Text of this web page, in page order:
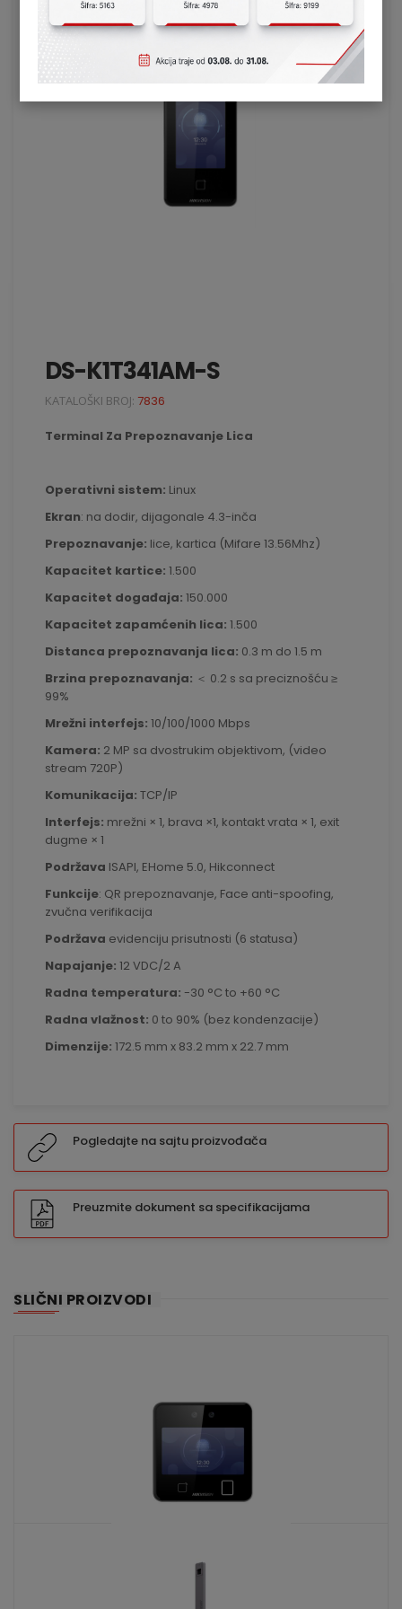
DS-K1T341AM-S
KATALOŠKI BROJ: 7836
Terminal Za Prepoznavanje Lica
Operativni sistem: Linux
Ekran: na dodir, dijagonale 4.3-inča
Prepoznavanje: lice, kartica (Mifare 13.56Mhz)
Kapacitet kartice: 1.500
Kapacitet događaja: 150.000
Kapacitet zapamćenih lica: 1.500
Distanca prepoznavanja lica: 0.3 m do 1.5 m
Brzina prepoznavanja: ＜ 0.2 s sa preciznošću ≥
99%
Mrežni interfejs: 10/100/1000 Mbps
Kamera: 2 MP sa dvostrukim objektivom, (video
stream 720P)
Komunikacija: TCP/IP
Interfejs: mrežni × 1, brava ×1, kontakt vrata × 1, exit
dugme × 1
Podržava ISAPI, EHome 5.0, Hikconnect
Funkcije: QR prepoznavanje, Face anti-spoofing,
zvučna verifikacija
Podržava evidenciju prisutnosti (6 statusa)
Napajanje: 12 VDC/2 A
Radna temperatura: -30 °C to +60 °C
Radna vlažnost: 0 to 90% (bez kondenzacije)
Dimenzije: 172.5 mm x 83.2 mm x 22.7 mm
Pogledajte na sajtu proizvođača
Preuzmite dokument sa specifikacijama
SLIČNI PROIZVODI
DS-K1T642MFW